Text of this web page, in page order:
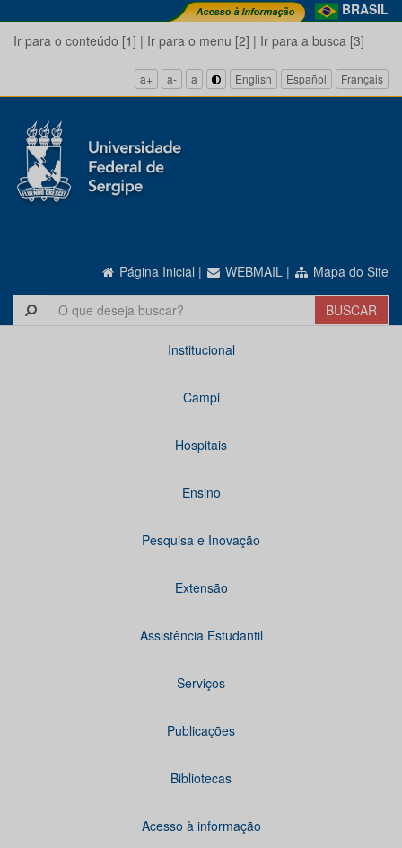
BRASIL
Ir para o conteúdo [1] | Ir para o menu [2] | Ir para a busca [3]
a+ a- a English Español Français
Página Inicial | WEBMAIL | Mapa do Site
Institucional
Campi
Hospitais
Ensino
Pesquisa e Inovação
Extensão
Assistência Estudantil
Serviços
Publicações
Bibliotecas
Acesso à informação